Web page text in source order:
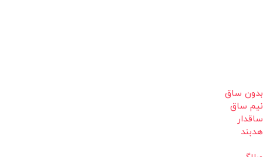
بدون ساق
نیم ساق
ساقدار
هدبند